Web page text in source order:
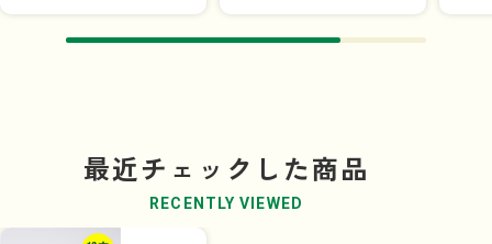
最近チェックした商品
RECENTLY VIEWED